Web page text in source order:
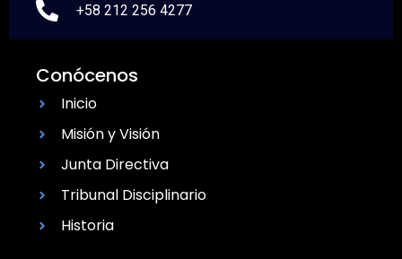
+58 212 256 4277
Conócenos
Inicio
Misión y Visión
Junta Directiva
Tribunal Disciplinario
Historia